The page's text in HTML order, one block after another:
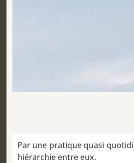
Par une pratique quasi
hiérarchie entre eux.